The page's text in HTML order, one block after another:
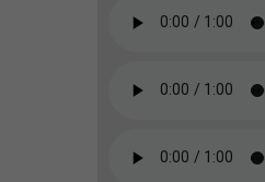
Besucher über Websites hinweg
Externe Medien (5)
standardmäßig blockiert. Wenn